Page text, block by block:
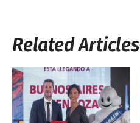
Related Articles